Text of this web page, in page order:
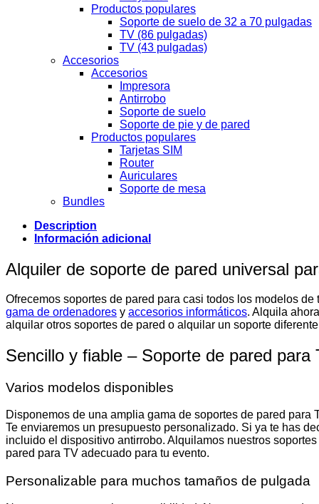
Productos populares
Soporte de suelo de 32 a 70 pulgadas
TV (86 pulgadas)
TV (43 pulgadas)
Accesorios
Accesorios
Impresora
Antirrobo
Soporte de suelo
Soporte de pie y de pared
Productos populares
Tarjetas SIM
Router
Auriculares
Soporte de mesa
Bundles
Description
Información adicional
Alquiler de soporte de pared universal
Ofrecemos soportes de pared para casi todos los modelos
gama de ordenadores y accesorios informáticos. Alquila
alquilar otros soportes de pared o alquilar un soporte
Sencillo y fiable – Soporte de pared para
Varios modelos disponibles
Disponemos de una amplia gama de soportes de pared
Te enviaremos un presupuesto personalizado. Si ya te has
incluido el dispositivo antirrobo. Alquilamos nuestros
pared para TV adecuado para tu evento.
Personalizable para muchos tamaños de pulgada